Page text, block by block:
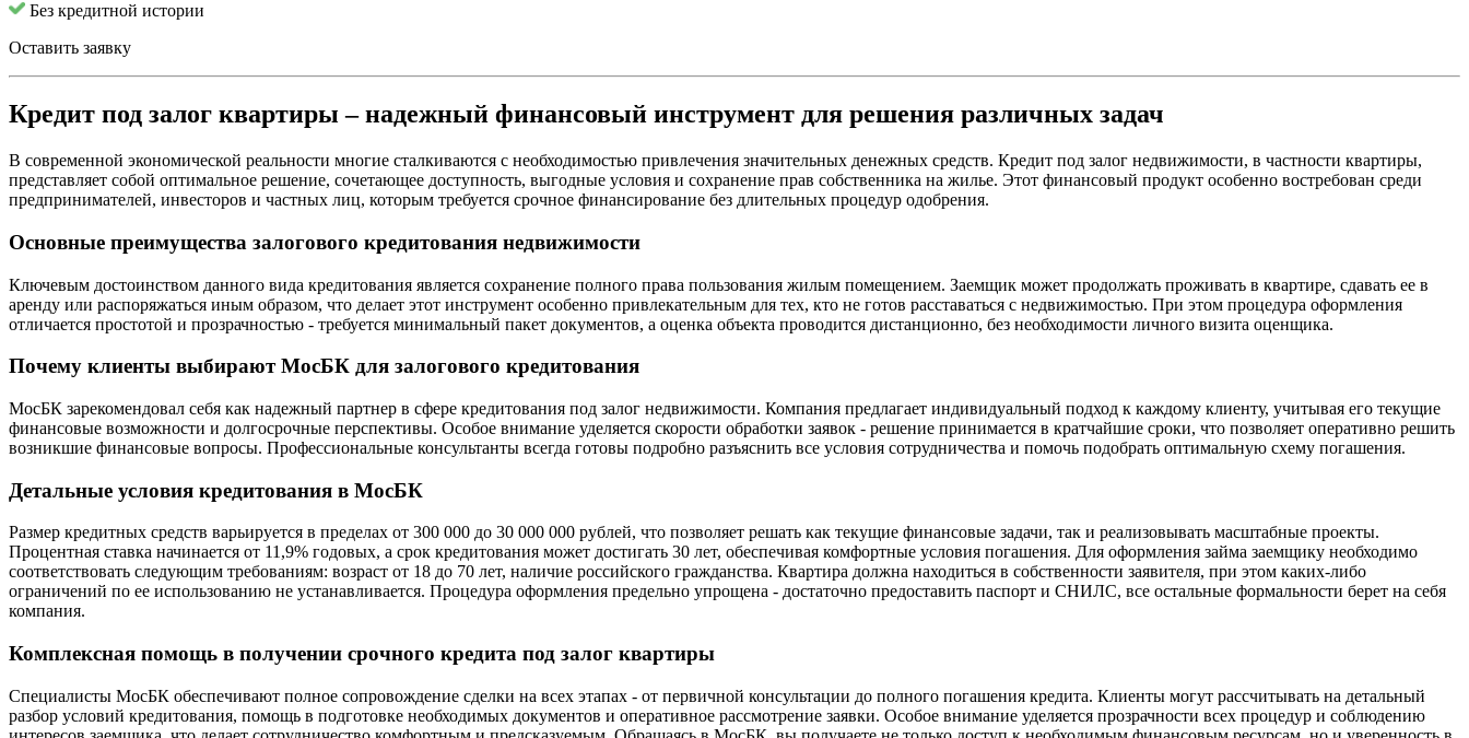
Без кредитной истории
Оставить заявку
Кредит под залог квартиры – надежный финансовый инструмент для решения различных задач
В современной экономической реальности многие сталкиваются с необходимостью привлечения значительных денежных средств. Кредит под залог недвижимости, в частности квартиры,
представляет собой оптимальное решение, сочетающее доступность, выгодные условия и сохранение прав собственника на жилье. Этот финансовый продукт особенно востребован среди
предпринимателей, инвесторов и частных лиц, которым требуется срочное финансирование без длительных процедур одобрения.
Основные преимущества залогового кредитования недвижимости
Ключевым достоинством данного вида кредитования является сохранение полного права пользования жилым помещением. Заемщик может продолжать проживать в квартире, сдавать ее в
аренду или распоряжаться иным образом, что делает этот инструмент особенно привлекательным для тех, кто не готов расставаться с недвижимостью. При этом процедура оформления
отличается простотой и прозрачностью - требуется минимальный пакет документов, а оценка объекта проводится дистанционно, без необходимости личного визита оценщика.
Почему клиенты выбирают МосБК для залогового кредитования
МосБК зарекомендовал себя как надежный партнер в сфере кредитования под залог недвижимости. Компания предлагает индивидуальный подход к каждому клиенту, учитывая его текущие
финансовые возможности и долгосрочные перспективы. Особое внимание уделяется скорости обработки заявок - решение принимается в кратчайшие сроки, что позволяет оперативно решить
возникшие финансовые вопросы. Профессиональные консультанты всегда готовы подробно разъяснить все условия сотрудничества и помочь подобрать оптимальную схему погашения.
Детальные условия кредитования в МосБК
Размер кредитных средств варьируется в пределах от 300 000 до 30 000 000 рублей, что позволяет решать как текущие финансовые задачи, так и реализовывать масштабные проекты.
Процентная ставка начинается от 11,9% годовых, а срок кредитования может достигать 30 лет, обеспечивая комфортные условия погашения. Для оформления займа заемщику необходимо
соответствовать следующим требованиям: возраст от 18 до 70 лет, наличие российского гражданства. Квартира должна находиться в собственности заявителя, при этом каких-либо
ограничений по ее использованию не устанавливается. Процедура оформления предельно упрощена - достаточно предоставить паспорт и СНИЛС, все остальные формальности берет на себя
компания.
Комплексная помощь в получении срочного кредита под залог квартиры
Специалисты МосБК обеспечивают полное сопровождение сделки на всех этапах - от первичной консультации до полного погашения кредита. Клиенты могут рассчитывать на детальный
разбор условий кредитования, помощь в подготовке необходимых документов и оперативное рассмотрение заявки. Особое внимание уделяется прозрачности всех процедур и соблюдению